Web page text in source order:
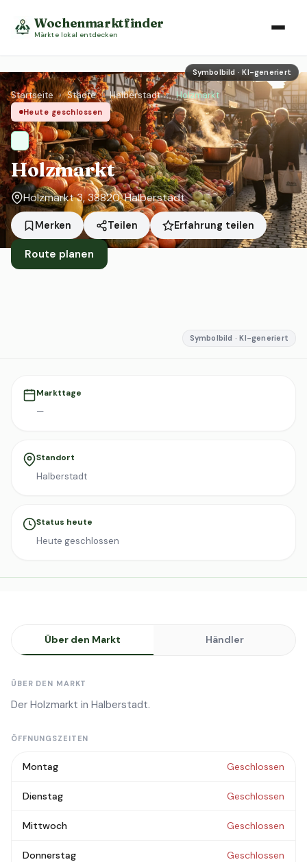
Wochenmarktfinder
Märkte lokal entdecken
Symbolbild · KI-generiert
Startseite › Städte › Halberstadt › Holzmarkt
Heute geschlossen
Holzmarkt
Holzmarkt 3, 38820, Halberstadt
Merken Teilen Erfahrung teilen
Route planen
Symbolbild · KI-generiert
Markttage
—
Standort
Halberstadt
Status heute
Heute geschlossen
Über den Markt Händler
ÜBER DEN MARKT
Der Holzmarkt in Halberstadt.
ÖFFNUNGSZEITEN
Montag Geschlossen
Dienstag Geschlossen
Mittwoch Geschlossen
Donnerstag Geschlossen